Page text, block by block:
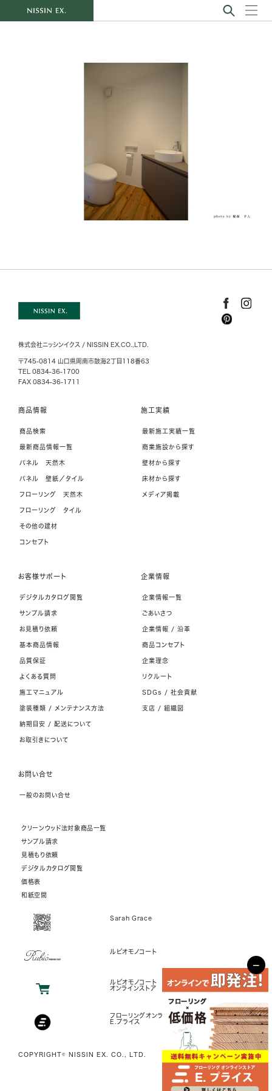
株式会社ニッシンイクス / NISSIN EX.CO.,LTD.
〒745-0814 山口県周南市鼓海2丁目118番63
TEL 0834-36-1700
FAX 0834-36-1711
商品情報
商品検索
最新商品情報一覧
パネル 天然木
パネル 壁紙／タイル
フローリング 天然木
フローリング タイル
その他の建材
コンセプト
施工実績
最新施工実績一覧
商業施設から探す
壁材から探す
床材から探す
メディア掲載
お客様サポート
デジタルカタログ閲覧
サンプル請求
お見積り依頼
基本商品情報
品質保証
よくある質問
施工マニュアル
塗装種類 / メンテナンス方法
納期目安 / 配送について
お取引きについて
企業情報
企業情報一覧
ごあいさつ
企業情報 / 沿革
商品コンセプト
企業理念
リクルート
SDGs / 社会貢献
支店 / 組織図
お問い合せ
一般のお問い合せ
クリーンウッド法対象商品一覧
サンプル請求
見積もり依頼
デジタルカタログ閲覧
価格表
和紙空間
Sarah Grace
ルビオモノコート
ルビオモノコート
オンラインストア
フローリングオンラインストア
E.プライス
COPYRIGHT© NISSIN EX. CO., LTD.
−